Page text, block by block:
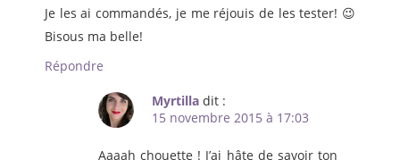
Je les ai commandés, je me réjouis de les tester! 😉
Bisous ma belle!
Répondre
Myrtilla dit :
15 novembre 2015 à 17:03
Aaaah chouette ! J’ai hâte de savoir ton